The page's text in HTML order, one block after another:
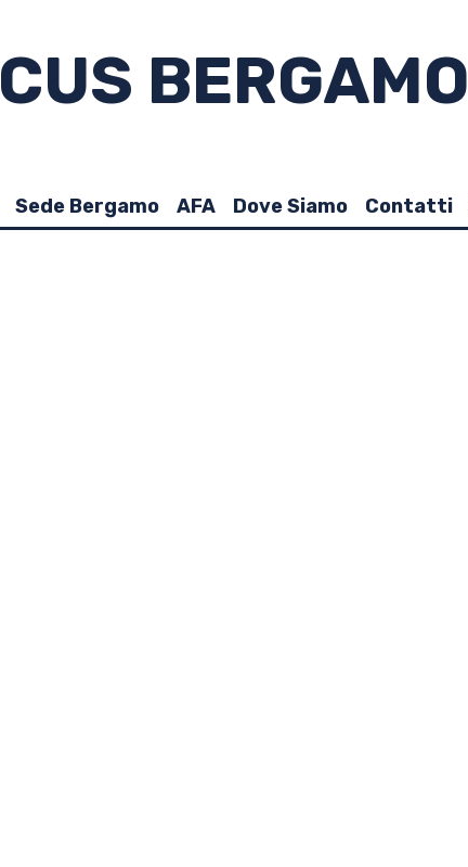
CUS BERGAMO
Sede Bergamo AFA Dove Siamo Contatti